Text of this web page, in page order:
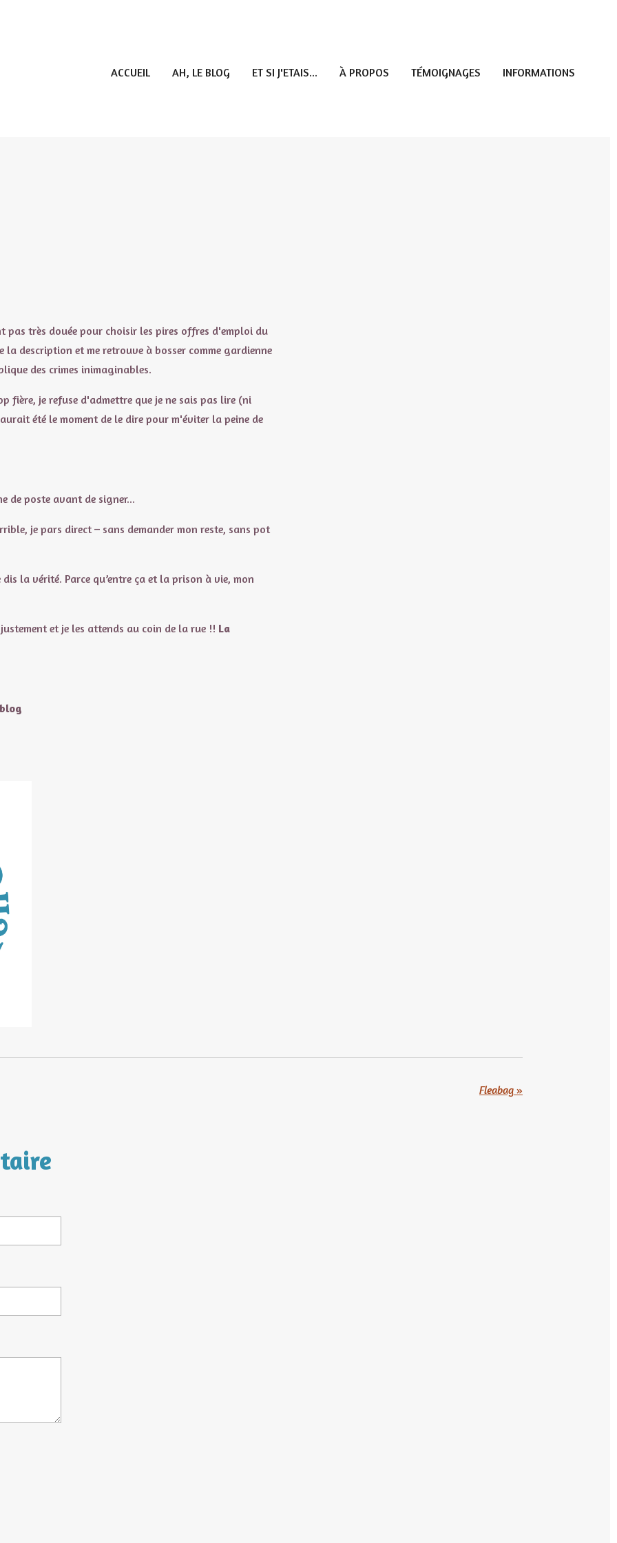
ACCUEIL AH, LE BLOG ET SI J'ETAIS... À PROPOS TÉMOIGNAGES INFORMATIONS
pas très douée pour choisir les pires offres d'emploi du
description et me retrouve à bosser comme gardienne
des crimes inimaginables.
fière, je refuse d'admettre que je ne sais pas lire (ni
été le moment de le dire pour m'éviter la peine de
de poste avant de signer...
je pars direct – sans demander mon reste, sans pot
la vérité. Parce qu’entre ça et la prison à vie, mon
et je les attends au coin de la rue !! La
Fleabag »